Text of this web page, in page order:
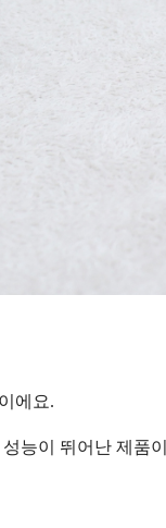
에요.
능이 뛰어난 제품이